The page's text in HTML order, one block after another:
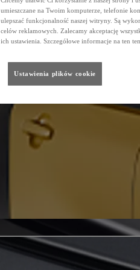
umieszczane na Twoim komputerze, telefonie
ulepszać funkcjonalność naszej witryny. Są
celów reklamowych. Zalecamy akceptację
ich ustawienia. Szczegółowe informacje na ten
Ustawienia plików cookie